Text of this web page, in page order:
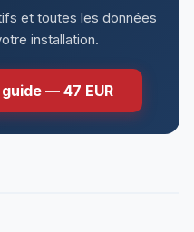
et toutes les données
installation.
— 47 EUR